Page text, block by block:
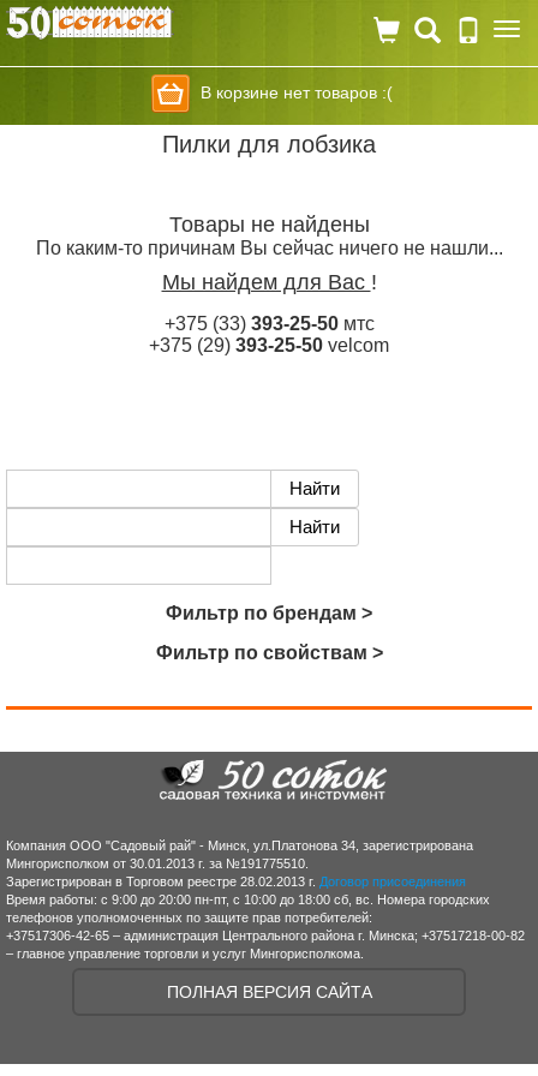
В корзине нет товаров :(
Пилки для лобзика
Товары не найдены
По каким-то причинам Вы сейчас ничего не нашли...
Мы найдем для Вас !
+375 (33) 393-25-50мтс
+375 (29) 393-25-50 velcom
Фильтр по брендам >
Фильтр по свойствам >
Компания ООО "Садовый рай" - Минск, ул.Платонова 34, зарегистрирована
Мингорисполком от 30.01.2013 г. за №191775510.
Зарегистрирован в Торговом реестре 28.02.2013 г. Договор присоединения
Время работы: с 9:00 до 20:00 пн-пт, с 10:00 до 18:00 сб, вс. Номера городских
телефонов уполномоченных по защите прав потребителей:
+37517306-42-65 – администрация Центрального района г. Минска; +37517218-00-82
– главное управление торговли и услуг Мингорисполкома.
ПОЛНАЯ ВЕРСИЯ САЙТА